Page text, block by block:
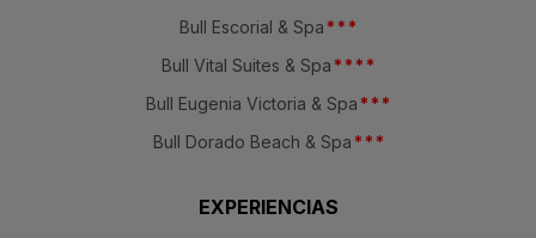
Bull Escorial & Spa * * *
Bull Vital Suites & Spa * * * *
Bull Eugenia Victoria & Spa * * *
Bull Dorado Beach & Spa * * *
EXPERIENCIAS